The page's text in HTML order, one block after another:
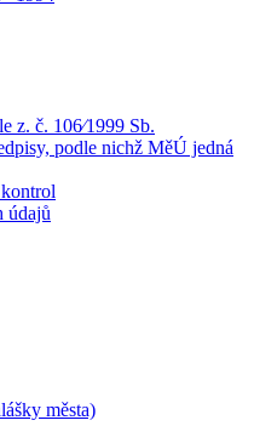
z. č. 106⁄1999 Sb.
podle nichž MěÚ jedná
údajů
města)